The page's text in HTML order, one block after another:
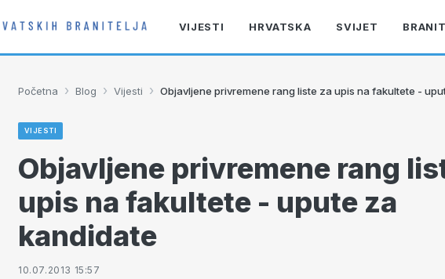
VIJESTI HRVATSKA SVIJET
Početna › Blog › Vijesti › Objavljene privremene rang liste za upis na fakultete -
VIJESTI
Objavljene privremene rang
upis na fakultete - upute za
kandidate
10.07.2013 15:57